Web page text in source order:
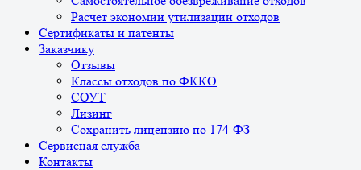
Расчет экономии утилизации отходов
Сертификаты и патенты
Заказчику
Отзывы
Классы отходов по ФККО
СОУТ
Лизинг
Сохранить лицензию по 174-ФЗ
Сервисная служба
Контакты